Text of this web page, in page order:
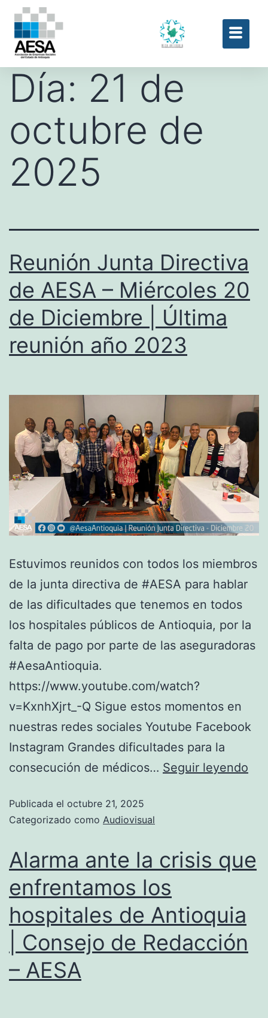
Día: 21 de
octubre de
2025
Reunión Junta Directiva
de AESA – Miércoles 20
de Diciembre | Última
reunión año 2023
Estuvimos reunidos con todos los miembros
de la junta directiva de #AESA para hablar
de las dificultades que tenemos en todos
los hospitales públicos de Antioquia, por la
falta de pago por parte de las aseguradoras
#AesaAntioquia.
https://www.youtube.com/watch?
v=KxnhXjrt_-Q Sigue estos momentos en
nuestras redes sociales Youtube Facebook
Instagram Grandes dificultades para la
consecución de médicos… Seguir leyendo
Publicada el octubre 21, 2025
Categorizado como Audiovisual
Alarma ante la crisis que
enfrentamos los
hospitales de Antioquia
| Consejo de Redacción
– AESA